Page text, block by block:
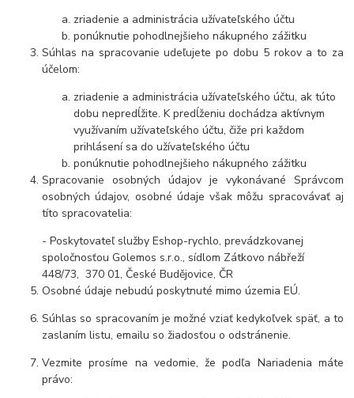
zriadenie a administrácia užívateľského účtu
ponúknutie pohodlnejšieho nákupného zážitku
Súhlas na spracovanie udeľujete po dobu 5 rokova to za
účelom:
zriadenie a administrácia užívateľského účtu, ak túto
dobu nepredĺžite. K predĺženiu dochádza aktívnym
využívaním užívateľského účtu, čiže pri každom
prihlásení sa do užívateľského účtu
ponúknutie pohodlnejšieho nákupného zážitku
Spracovanie osobných údajov je vykonávané Správcom
osobných údajov, osobné údaje však môžu spracovávať aj
títo spracovatelia:
- Poskytovateľ služby Eshop-rychlo, prevádzkovanej
spoločnosťou Golemos s.r.o., sídlom Zátkovo nábřeží
448/73, 370 01, České Budějovice, ČR
Osobné údajenebudú poskytnuté mimo územia EÚ.
Súhlas so spracovaním je možné vziať kedykoľvek späť, a to
zaslaním listu, emailu so žiadosťou o odstránenie.
Vezmite prosíme na vedomie, že podľa Nariadenia máte
právo: